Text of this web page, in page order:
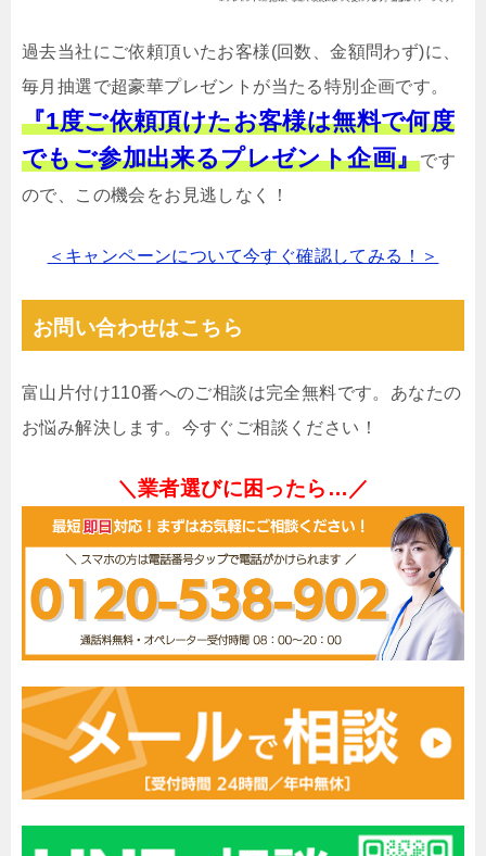
過去当社にご依頼頂いたお客様(回数、金額問わず)に、
毎月抽選で超豪華プレゼントが当たる特別企画です。
『1度ご依頼頂けたお客様は無料で何度
でもご参加出来るプレゼント企画』です
ので、この機会をお見逃しなく！
＜キャンペーンについて今すぐ確認してみる！＞
お問い合わせはこちら
富山片付け110番へのご相談は完全無料です。あなたの
お悩み解決します。今すぐご相談ください！
＼業者選びに困ったら…／